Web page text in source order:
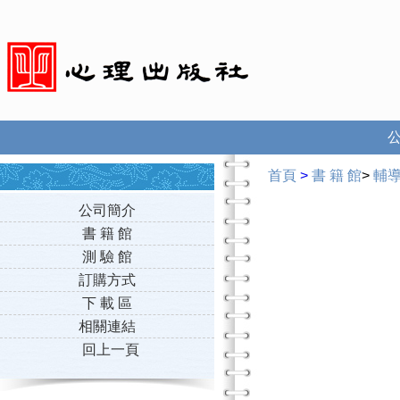
公司簡介
書 籍 館
測 驗 館
訂購方式
下 載 區
相關連結
回上一頁
首頁 > 書 籍 館> 輔